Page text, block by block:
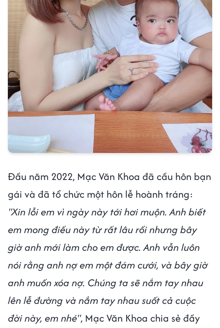
Đầu năm 2022, Mạc Văn Khoa đã cầu hôn bạn
gái và đã tổ chức một hôn lễ hoành tráng:
"Xin lỗi em vì ngày này tới hơi muộn. Anh biết
em mong điều này từ rất lâu rồi nhưng bây
giờ anh mới làm cho em được. Anh vẫn luôn
nói rằng anh nợ em một đám cưới, và bây giờ
anh muốn xóa nợ. Chúng ta sẽ nắm tay nhau
lên lễ đường và nắm tay nhau suốt cả cuộc
đời này, em nhé", Mạc Văn Khoa chia sẻ đầy